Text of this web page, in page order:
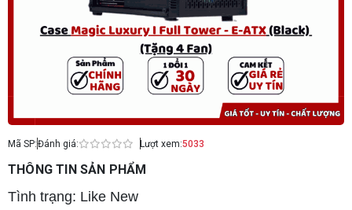
Mã SP:Đánh giá: Lượt xem:5033
THÔNG TIN SẢN PHẨM
Tình trạng: Like New